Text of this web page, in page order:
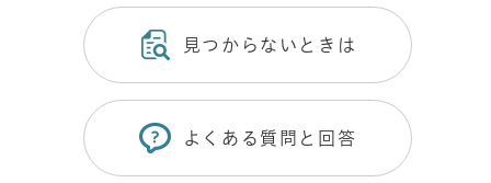
見つからないときは
よくある質問と回答